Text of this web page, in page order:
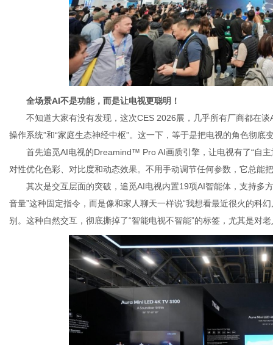
全场景AI不是功能，而是让电视更聪明！
不知道大家有没有发现，这次CES 2026展，几乎所有厂商都在
操作系统”和“家庭生态神经中枢”。这一下，等于是把电视的角色彻底
首先追觅AI电视的Dreamind™ Pro AI画质引擎，让电视有了“自
对性优化色彩、对比度和动态效果。不用手动调节任何参数，它总能
其次是交互层面的突破，追觅AI电视内置19项AI智能体，支持多
音量”这种固定指令，而是像和家人聊天一样说“我想看最近很火的科
别。这种自然交互，彻底撕掉了“智能电视不智能”的标签，尤其是对